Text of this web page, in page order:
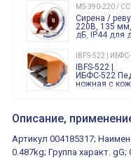
240 Вольт
Finder
MS-390-220 /
Сирена /
220В, 135
дБ, IP44 для
Вольт звук
"пожарная
тревога"
IBFS-522 |
IBFS-522 |
ИБФС-522
ножная с
двойная,
15Ампер
XVR13M05L
Маячок
оранжевый
230VAC
ВКН8108
Описание,
Артикул 004185317;
0.487kg; Группа характ.